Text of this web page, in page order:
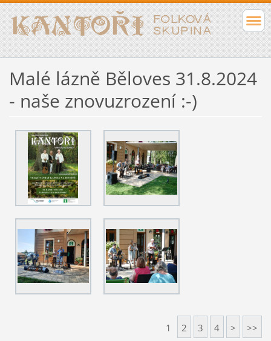
Malé lázně Běloves 31.8.2024
- naše znovuzrození :-)
1 2 3 4 > >>